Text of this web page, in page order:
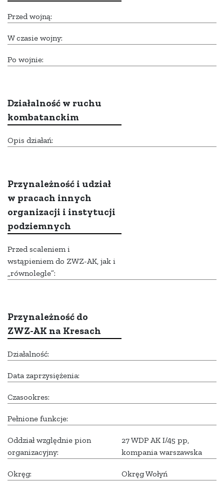
Przed wojną:
W czasie wojny:
Po wojnie:
Działalność w ruchu
kombatanckim
Opis działań:
Przynależność i udział
w pracach innych
organizacji i instytucji
podziemnych
Przed scaleniem i
wstąpieniem do ZWZ-AK, jak i
„równolegle”:
Przynależność do
ZWZ-AK na Kresach
Działalność:
Data zaprzysiężenia:
Czasookres:
Pełnione funkcje:
Oddział względnie pion
organizacyjny:
27 WDP AK I/45 pp,
kompania warszawska
Okręg: Okręg Wołyń